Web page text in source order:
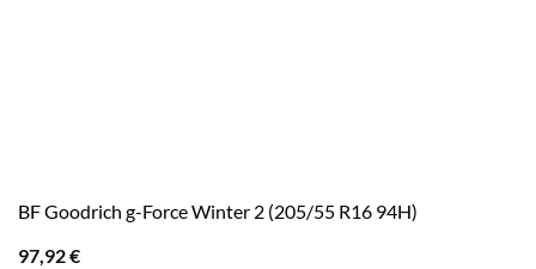
BF Goodrich g-Force Winter 2 (205/55 R16 94H)
97,92€